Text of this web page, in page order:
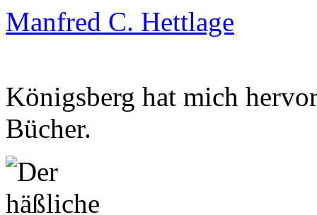
Manfred C. Hettlage
Königsberg hat mich
Bücher.